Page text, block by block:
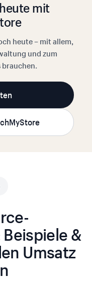
mit
heute – mit allem,
und zum
brauchen.
&
Umsatz